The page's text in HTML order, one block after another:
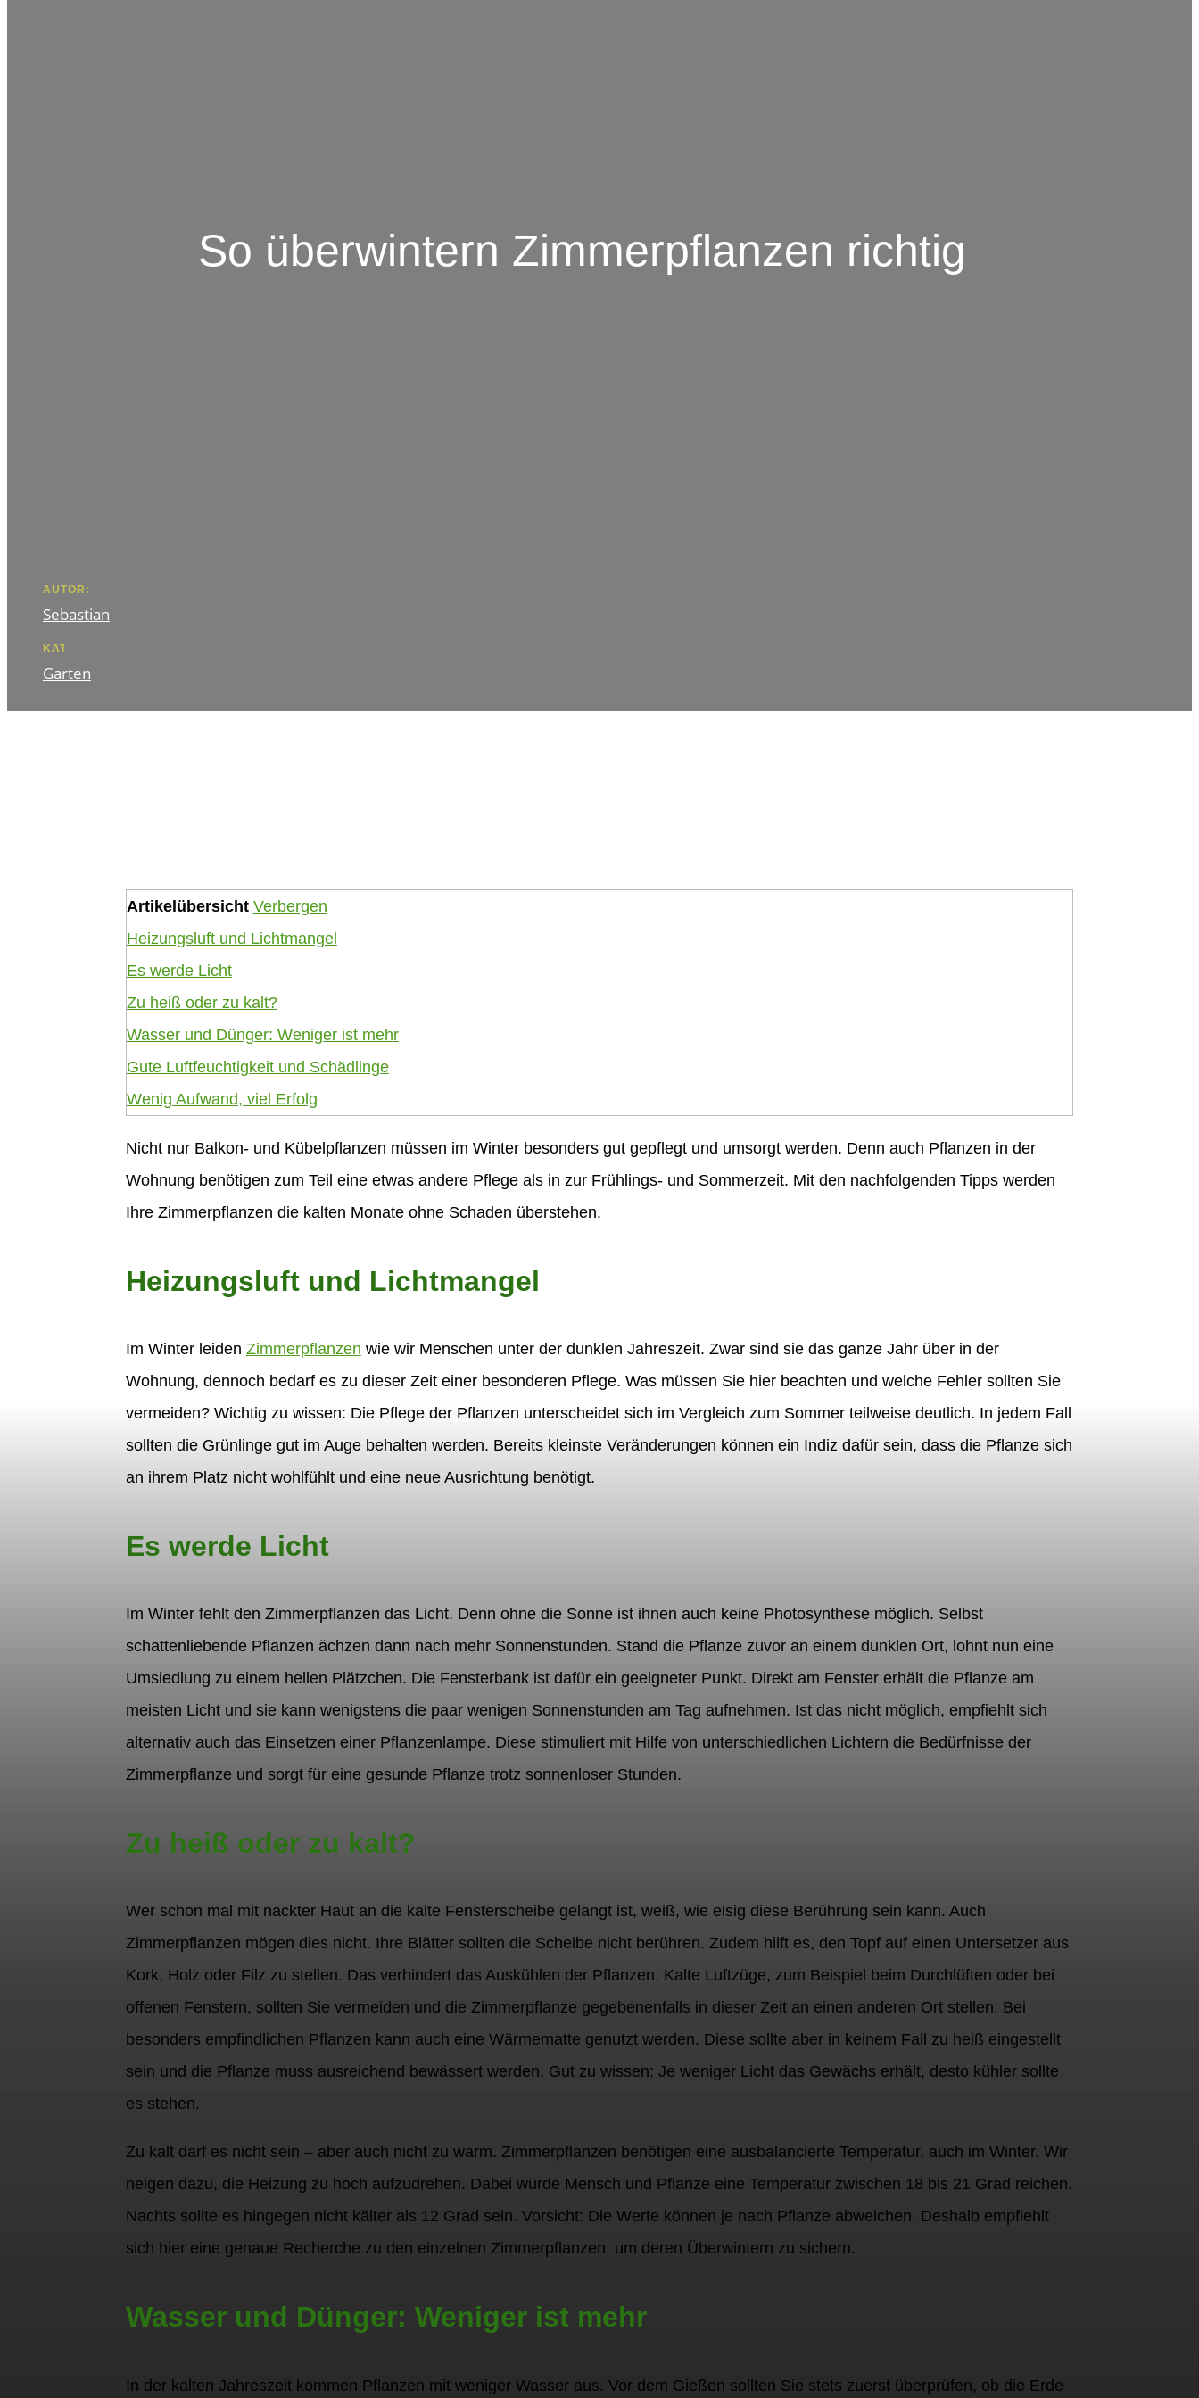
So überwintern Zimmerpflanzen richtig
AUTOR:
Sebastian
KATEGORIE
Garten
Artikelübersicht Verbergen
Heizungsluft und Lichtmangel
Es werde Licht
Zu heiß oder zu kalt?
Wasser und Dünger: Weniger ist mehr
Gute Luftfeuchtigkeit und Schädlinge
Wenig Aufwand, viel Erfolg
Nicht nur Balkon- und Kübelpflanzen müssen im Winter besonders gut gepflegt und umsorgt werden. Denn auch Pflanzen in der
Wohnung benötigen zum Teil eine etwas andere Pflege als in zur Frühlings- und Sommerzeit. Mit den nachfolgenden Tipps werden
Ihre Zimmerpflanzen die kalten Monate ohne Schaden überstehen.
Heizungsluft und Lichtmangel
Im Winter leiden Zimmerpflanzen wie wir Menschen unter der dunklen Jahreszeit. Zwar sind sie das ganze Jahr über in der
Wohnung, dennoch bedarf es zu dieser Zeit einer besonderen Pflege. Was müssen Sie hier beachten und welche Fehler sollten Sie
vermeiden? Wichtig zu wissen: Die Pflege der Pflanzen unterscheidet sich im Vergleich zum Sommer teilweise deutlich. In jedem Fall
sollten die Grünlinge gut im Auge behalten werden. Bereits kleinste Veränderungen können ein Indiz dafür sein, dass die Pflanze sich
an ihrem Platz nicht wohlfühlt und eine neue Ausrichtung benötigt.
Es werde Licht
Im Winter fehlt den Zimmerpflanzen das Licht. Denn ohne die Sonne ist ihnen auch keine Photosynthese möglich. Selbst
schattenliebende Pflanzen ächzen dann nach mehr Sonnenstunden. Stand die Pflanze zuvor an einem dunklen Ort, lohnt nun eine
Umsiedlung zu einem hellen Plätzchen. Die Fensterbank ist dafür ein geeigneter Punkt. Direkt am Fenster erhält die Pflanze am
meisten Licht und sie kann wenigstens die paar wenigen Sonnenstunden am Tag aufnehmen. Ist das nicht möglich, empfiehlt sich
alternativ auch das Einsetzen einer Pflanzenlampe. Diese stimuliert mit Hilfe von unterschiedlichen Lichtern die Bedürfnisse der
Zimmerpflanze und sorgt für eine gesunde Pflanze trotz sonnenloser Stunden.
Zu heiß oder zu kalt?
Wer schon mal mit nackter Haut an die kalte Fensterscheibe gelangt ist, weiß, wie eisig diese Berührung sein kann. Auch
Zimmerpflanzen mögen dies nicht. Ihre Blätter sollten die Scheibe nicht berühren. Zudem hilft es, den Topf auf einen Untersetzer aus
Kork, Holz oder Filz zu stellen. Das verhindert das Auskühlen der Pflanzen. Kalte Luftzüge, zum Beispiel beim Durchlüften oder bei
offenen Fenstern, sollten Sie vermeiden und die Zimmerpflanze gegebenenfalls in dieser Zeit an einen anderen Ort stellen. Bei
besonders empfindlichen Pflanzen kann auch eine Wärmematte genutzt werden. Diese sollte aber in keinem Fall zu heiß eingestellt
sein und die Pflanze muss ausreichend bewässert werden. Gut zu wissen: Je weniger Licht das Gewächs erhält, desto kühler sollte
es stehen.
Zu kalt darf es nicht sein – aber auch nicht zu warm. Zimmerpflanzen benötigen eine ausbalancierte Temperatur, auch im Winter. Wir
neigen dazu, die Heizung zu hoch aufzudrehen. Dabei würde Mensch und Pflanze eine Temperatur zwischen 18 bis 21 Grad reichen.
Nachts sollte es hingegen nicht kälter als 12 Grad sein. Vorsicht: Die Werte können je nach Pflanze abweichen. Deshalb empfiehlt
sich hier eine genaue Recherche zu den einzelnen Zimmerpflanzen, um deren Überwintern zu sichern.
Wasser und Dünger: Weniger ist mehr
In der kalten Jahreszeit kommen Pflanzen mit weniger Wasser aus. Vor dem Gießen sollten Sie stets zuerst überprüfen, ob die Erde